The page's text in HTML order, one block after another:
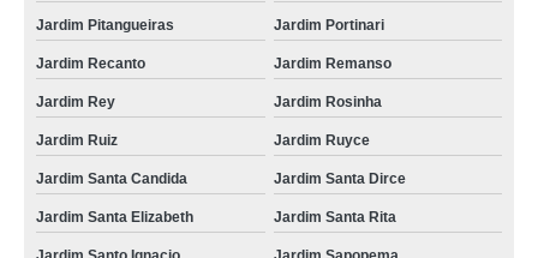
Jardim Pitangueiras Jardim Portinari
Jardim Recanto Jardim Remanso
Jardim Rey Jardim Rosinha
Jardim Ruiz Jardim Ruyce
Jardim Santa Candida Jardim Santa Dirce
Jardim Santa Elizabeth Jardim Santa Rita